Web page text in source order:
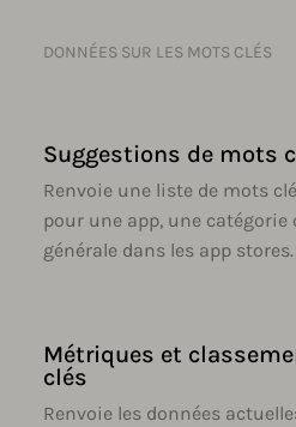
DONNÉES SUR LES MOTS CLÉS
Suggestions de mots
Renvoie une liste de mots
pour une app, une catégorie
générale dans les app stores.
Métriques et
clés
Renvoie les données